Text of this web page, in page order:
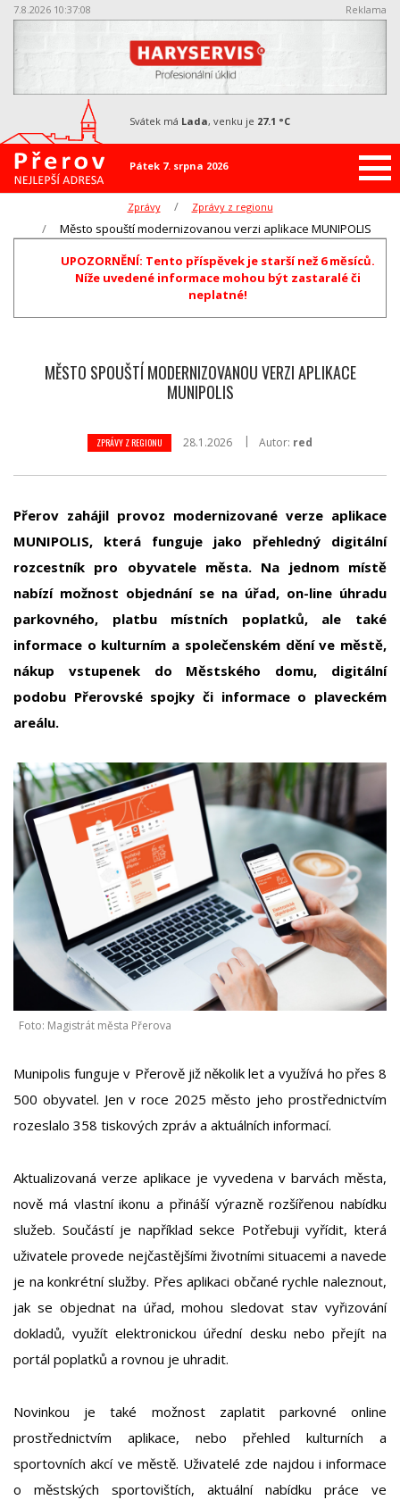
7.8.2026 10:37:08 Reklama
Pátek 7. srpna 2026
svátek má Lada, venku je 27.1 °C
Zprávy Zprávy z regionu
Město spouští modernizovanou verzi aplikace MUNIPOLIS
UPOZORNĚNÍ: Tento příspěvek je starší než 6 měsíců.
Níže uvedené informace mohou být zastaralé či
neplatné!
MĚSTO SPOUŠTÍ MODERNIZOVANOU VERZI APLIKACE
MUNIPOLIS
ZPRÁVY Z REGIONU 28.1.2026 Autor: red
Přerov zahájil provoz modernizované verze aplikace
MUNIPOLIS, která funguje jako přehledný digitální
rozcestník pro obyvatele města. Na jednom místě
nabízí možnost objednání se na úřad, on-line úhradu
parkovného, platbu místních poplatků, ale také
informace o kulturním a společenském dění ve městě,
nákup vstupenek do Městského domu, digitální
podobu Přerovské spojky či informace o plaveckém
areálu.
Foto: Magistrát města Přerova
Munipolis funguje v Přerově již několik let a využívá ho přes 8
500 obyvatel. Jen v roce 2025 město jeho prostřednictvím
rozeslalo 358 tiskových zpráv a aktuálních informací.
Aktualizovaná verze aplikace je vyvedena v barvách města,
nově má vlastní ikonu a přináší výrazně rozšířenou nabídku
služeb. Součástí je například sekce Potřebuji vyřídit, která
uživatele provede nejčastějšími životními situacemi a navede
je na konkrétní služby. Přes aplikaci občané rychle naleznout,
jak se objednat na úřad, mohou sledovat stav vyřizování
dokladů, využít elektronickou úřední desku nebo přejít na
portál poplatků a rovnou je uhradit.
Novinkou je také možnost zaplatit parkovné online
prostřednictvím aplikace, nebo přehled kulturních a
sportovních akcí ve městě. Uživatelé zde najdou i informace
o městských sportovištích, aktuální nabídku práce ve